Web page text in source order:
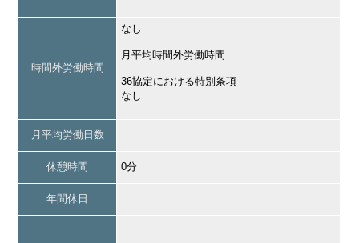
時間外労働時間
なし
月平均時間外労働時間
36協定における特別条項
なし
月平均労働日数
休憩時間 0分
年間休日